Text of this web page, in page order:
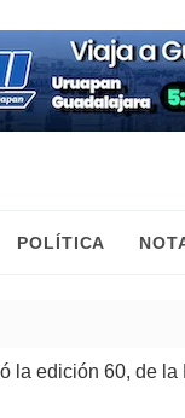
POLÍTICA
60, de la Feria